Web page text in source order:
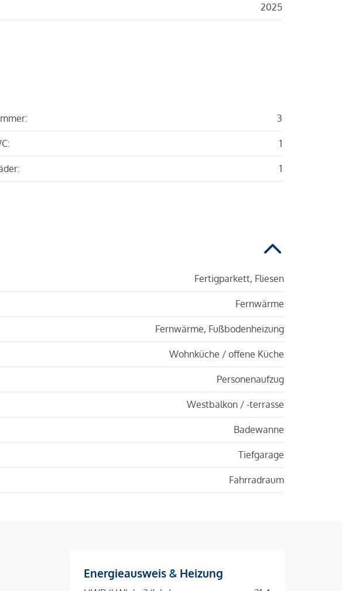
2025
3
1
1
Fertigparkett, Fliesen
Fernwärme
Fernwärme, Fußbodenheizung
Wohnküche / offene Küche
Personenaufzug
Westbalkon / -terrasse
Badewanne
Tiefgarage
Fahrradraum
Energieausweis & Heizung